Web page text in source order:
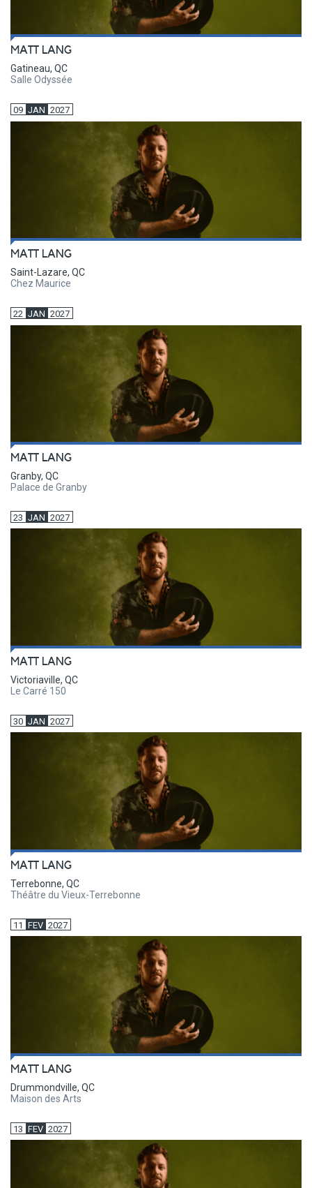
MATT LANG
Gatineau, QC
Salle Odyssée
09 JAN 2027
MATT LANG
Saint-Lazare, QC
Chez Maurice
22 JAN 2027
MATT LANG
Granby, QC
Palace de Granby
23 JAN 2027
MATT LANG
Victoriaville, QC
Le Carré 150
30 JAN 2027
MATT LANG
Terrebonne, QC
Théâtre du Vieux-Terrebonne
11 FEV 2027
MATT LANG
Drummondville, QC
Maison des Arts
13 FEV 2027